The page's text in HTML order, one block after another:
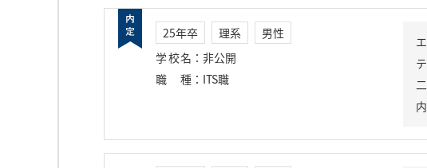
25年卒 理系
男性
学校名 ： 非公開
職種 ： ITS職